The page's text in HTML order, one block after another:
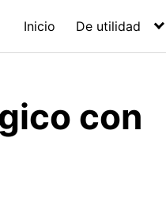
Inicio De utilidad
con